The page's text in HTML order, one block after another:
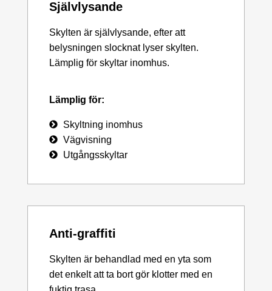
Självlysande
Skylten är självlysande, efter att
belysningen slocknat lyser skylten.
Lämplig för skyltar inomhus.
Lämplig för:
Skyltning inomhus
Vägvisning
Utgångsskyltar
Anti-graffiti
Skylten är behandlad med en yta som
det enkelt att ta bort gör klotter med en